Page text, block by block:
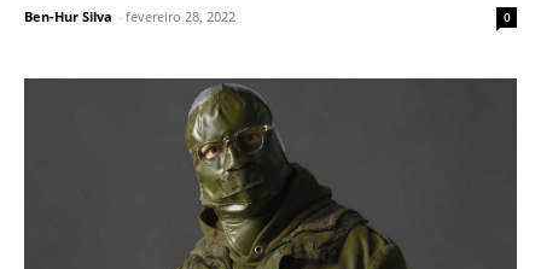
Ben-Hur Silva - fevereiro 28, 2022 0